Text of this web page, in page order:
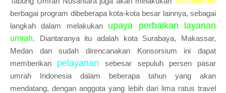
berbagai program dibeberapa kota-kota besar lainnya, sebagai
langkah dalam melakukan upaya perbaikan layanan
umrah. Diantaranya itu adalah kota Surabaya, Makassar,
Medan dan sudah direncanakan Konsorsium ini dapat
memberikan pelayanansebesar sepuluh persen pasar
umrah Indonesia dalam beberapa tahun yang akan
mendatang, dengan anggota yang lebih dari lima ratus travel